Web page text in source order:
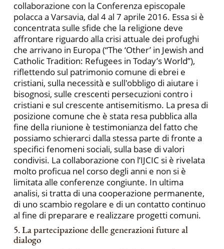
collaborazione con la Conferenza episcopale
polacca a Varsavia, dal 4 al 7 aprile 2016. Essa si è
concentrata sulle sfide che la religione deve
affrontare riguardo alla crisi attuale dei profughi
che arrivano in Europa (“The ‘Other’ in Jewish and
Catholic Tradition: Refugees in Today’s World”),
riflettendo sul patrimonio comune di ebrei e
cristiani, sulla necessità e sull'obbligo di aiutare i
bisognosi, sulle crescenti persecuzioni contro i
cristiani e sul crescente antisemitismo. La presa di
posizione comune che è stata resa pubblica alla
fine della riunione è testimonianza del fatto che
possiamo schierarci dalla stessa parte di fronte a
specifici fenomeni sociali, sulla base di valori
condivisi. La collaborazione con l’IJCIC si è rivelata
molto proficua nel corso degli anni e non si è
limitata alle conferenze congiunte. In ultima
analisi, si tratta di una cooperazione permanente,
di uno scambio regolare e di un contatto continuo
al fine di preparare e realizzare progetti comuni.
5. La partecipazione delle generazioni future al
dialogo